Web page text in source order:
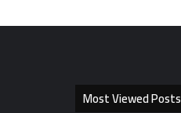
Most Viewed Posts